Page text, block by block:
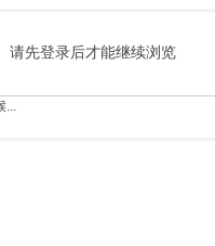
索
请先登录后才能继续浏览
...